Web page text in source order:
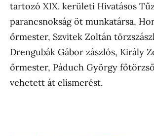
tartozó XIX. kerületi Hivatásos
parancsnokság öt munkatársa,
őrmester, Szvitek Zoltán
Drengubák Gábor zászlós, Király
őrmester, Páduch György
vehetett át elismerést.